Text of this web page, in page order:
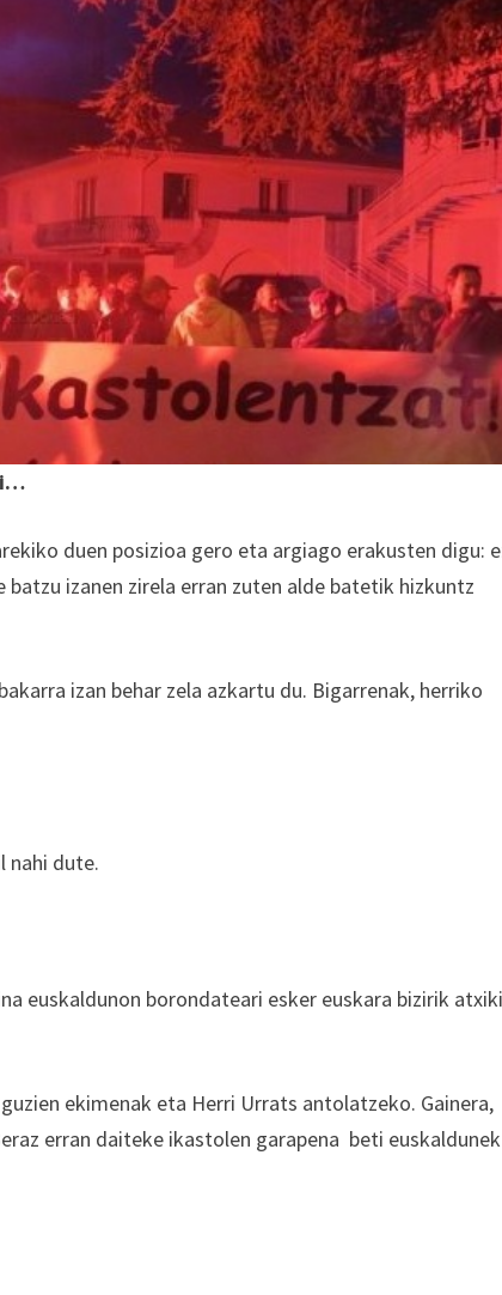
duen posizioa gero eta argiago erakusten digu:
izanen zirela erran zuten alde batetik hizkuntz
izan behar zela azkartu du. Bigarrenak, herriko
nahi dute.
euskaldunon borondateari esker euskara bizirik atxiki
ekimenak eta Herri Urrats antolatzeko. Gainera,
erran daiteke ikastolen garapena beti euskaldunek